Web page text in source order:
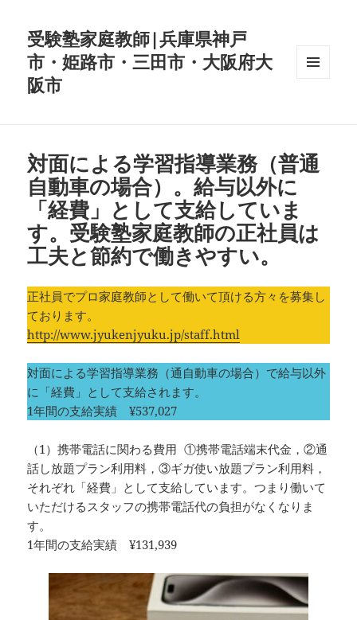
受験塾家庭教師|兵庫県神戸
市・姫路市・三田市・大阪府大
阪市
対面による学習指導業務（普通
自動車の場合）。給与以外に
「経費」として支給していま
す。受験塾家庭教師の正社員は
工夫と節約で働きやすい。
正社員でプロ家庭教師として働いて頂ける方々を募集し
ております。
http://www.jyukenjyuku.jp/staff.html
対面による学習指導業務（通自動車の場合）で給与以外
に「経費」として支給されます。
1年間の支給実績 ¥537,027
（1）携帯電話に関わる費用 ①携帯電話端末代金，②通
話し放題プラン利用料，③ギガ使い放題プラン利用料，
それぞれ「経費」として支給しています。つまり働いて
いただけるスタッフの携帯電話代の負担がなくなりま
す。
1年間の支給実績 ¥131,939